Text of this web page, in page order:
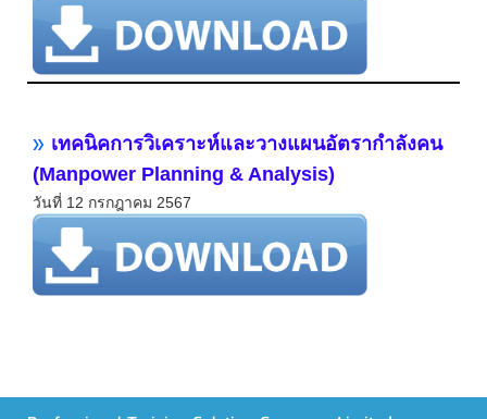
» เทคนิคการวิเคราะห์และวางแผนอัตรากำลังคน
(Manpower Planning & Analysis)
วันที่ 12 กรกฎาคม 2567